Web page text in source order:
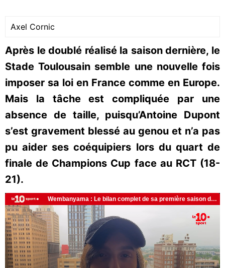
Axel Cornic
Après le doublé réalisé la saison dernière, le
Stade Toulousain semble une nouvelle fois
imposer sa loi en France comme en Europe.
Mais la tâche est compliquée par une
absence de taille, puisqu’Antoine Dupont
s’est gravement blessé au genou et n’a pas
pu aider ses coéquipiers lors du quart de
finale de Champions Cup face au RCT (18-
21).